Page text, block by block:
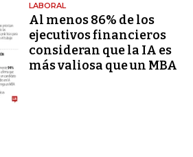
LABORAL
Al menos 86% de los
ejecutivos financieros
consideran que la IA es
más valiosa que un MBA